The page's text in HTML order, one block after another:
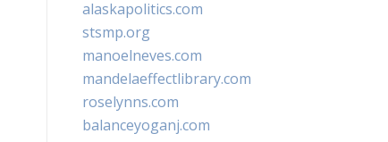
alaskapolitics.com
stsmp.org
manoelneves.com
mandelaeffectlibrary.com
roselynns.com
balanceyoganj.com